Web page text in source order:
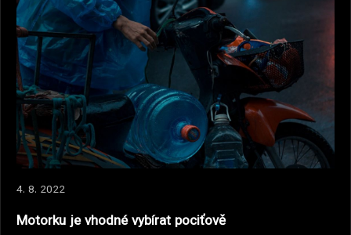
4. 8. 2022
Motorku je vhodné vybírat pociťově